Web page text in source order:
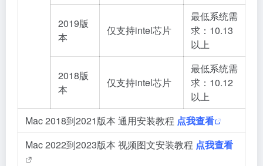
2019版
本
仅支持intel芯片
最低系统需
求：10.13
以上
2018版
本
仅支持intel芯片
最低系统需
求：10.12
以上
Mac 2018到2021版本 通用安装教程 点我查看
Mac 2022到2023版本 视频图文安装教程 点我查看